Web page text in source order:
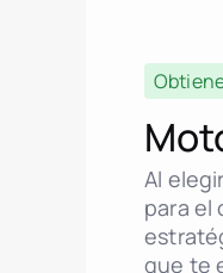
Al
para el
que te